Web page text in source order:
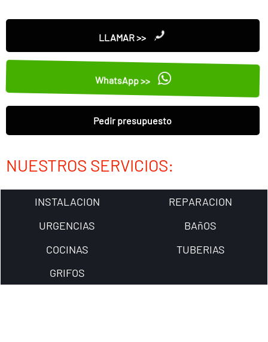
LLAMAR >>
WhatsApp >>
Pedir presupuesto
NUESTROS SERVICIOS:
INSTALACION
REPARACION
URGENCIAS
BAñOS
COCINAS
TUBERIAS
GRIFOS